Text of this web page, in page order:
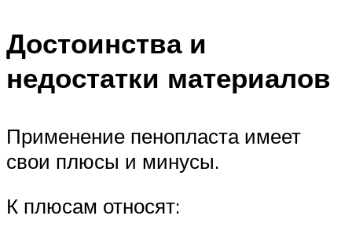
Достоинства и
недостатки материалов
Применение пенопласта имеет
свои плюсы и минусы.
К плюсам относят: